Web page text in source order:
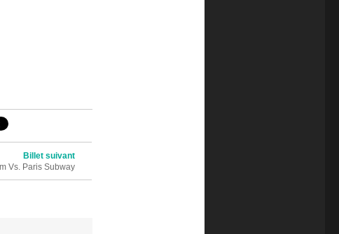
Billet suivant
Vs. Paris Subway